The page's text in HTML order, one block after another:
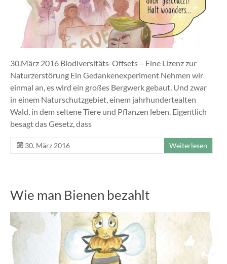
30.März 2016 Biodiversitäts-Offsets – Eine Lizenz zur
Naturzerstörung Ein Gedankenexperiment Nehmen wir
einmal an, es wird ein großes Bergwerk gebaut. Und zwar
in einem Naturschutzgebiet, einem jahrhundertealten
Wald, in dem seltene Tiere und Pflanzen leben. Eigentlich
besagt das Gesetz, dass
30. März 2016 Weiterlesen
Wie man Bienen bezahlt